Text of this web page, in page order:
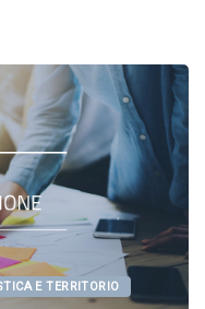
TERRITORIO